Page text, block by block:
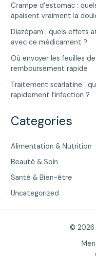
Crampe d’estomac :
apaisent vraiment la
Diazépam : quels effets
avec ce médicament ?
Où envoyer les feuilles
remboursement rapide
Traitement scarlatine :
rapidement l’infection ?
Categories
Alimentation & Nutrition
Beauté & Soin
Santé & Bien-être
Uncategorized
© 2026